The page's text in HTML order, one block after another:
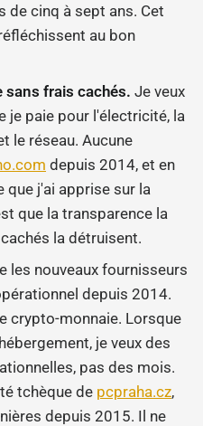
de cinq à sept ans. Cet
au bon
frais cachés. Je veux
je paie pour l'électricité, la
le réseau. Aucune
depuis 2014, et en
que j'ai apprise sur la
que la transparence la
la détruisent.
les nouveaux fournisseurs
depuis 2014.
crypto-monnaie. Lorsque
je veux des
pas des mois.
tchèque de pcpraha.cz,
depuis 2015. Il ne